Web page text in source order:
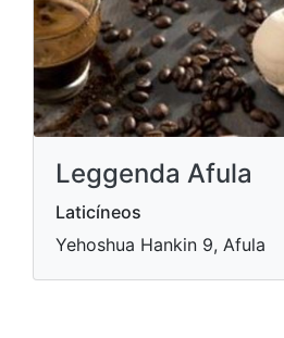
Leggenda Afula
Laticíneos
Yehoshua Hankin 9, Afula